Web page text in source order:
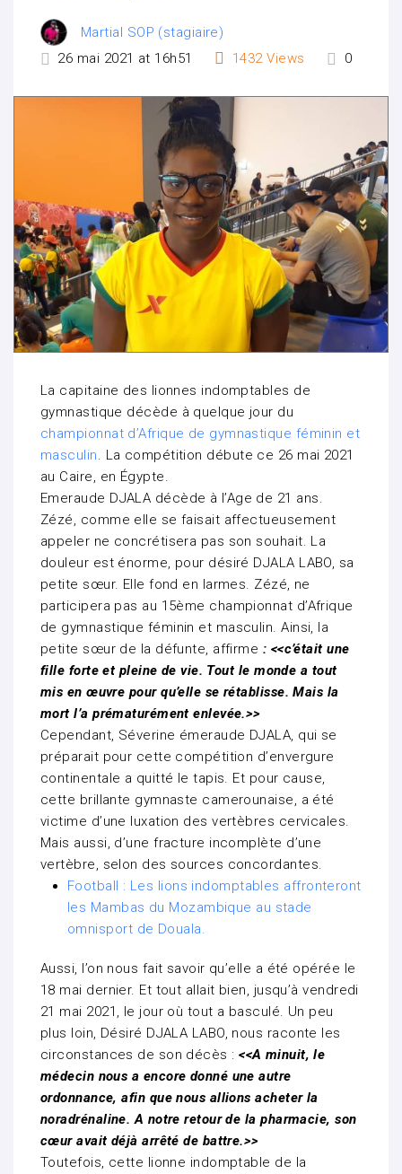
Martial SOP (stagiaire)
26 mai 2021 at 16h51
1432 Views 0
La capitaine des lionnes indomptables de
gymnastique décède à quelque jour du
championnat d’Afrique de gymnastique féminin et
masculin. La compétition débute ce 26 mai 2021
au Caire, en Égypte.
Emeraude DJALA décède à l’Age de 21 ans.
Zézé, comme elle se faisait affectueusement
appeler ne concrétisera pas son souhait. La
douleur est énorme, pour désiré DJALA LABO, sa
petite sœur. Elle fond en larmes. Zézé, ne
participera pas au 15ème championnat d’Afrique
de gymnastique féminin et masculin. Ainsi, la
petite sœur de la défunte, affirme : <<c’était une
fille forte et pleine de vie. Tout le monde a tout
mis en œuvre pour qu’elle se rétablisse. Mais la
mort l’a prématurément enlevée.>>
Cependant, Séverine émeraude DJALA, qui se
préparait pour cette compétition d’envergure
continentale a quitté le tapis. Et pour cause,
cette brillante gymnaste camerounaise, a été
victime d’une luxation des vertèbres cervicales.
Mais aussi, d’une fracture incomplète d’une
vertèbre, selon des sources concordantes.
Football : Les lions indomptables affronteront
les Mambas du Mozambique au stade
omnisport de Douala.
Aussi, l’on nous fait savoir qu’elle a été opérée le
18 mai dernier. Et tout allait bien, jusqu’à vendredi
21 mai 2021, le jour où tout a basculé. Un peu
plus loin, Désiré DJALA LABO, nous raconte les
circonstances de son décès :<<A minuit, le
médecin nous a encore donné une autre
ordonnance, afin que nous allions acheter la
noradrénaline. A notre retour de la pharmacie, son
cœur avait déjà arrêté de battre.>>
Toutefois, cette lionne indomptable de la